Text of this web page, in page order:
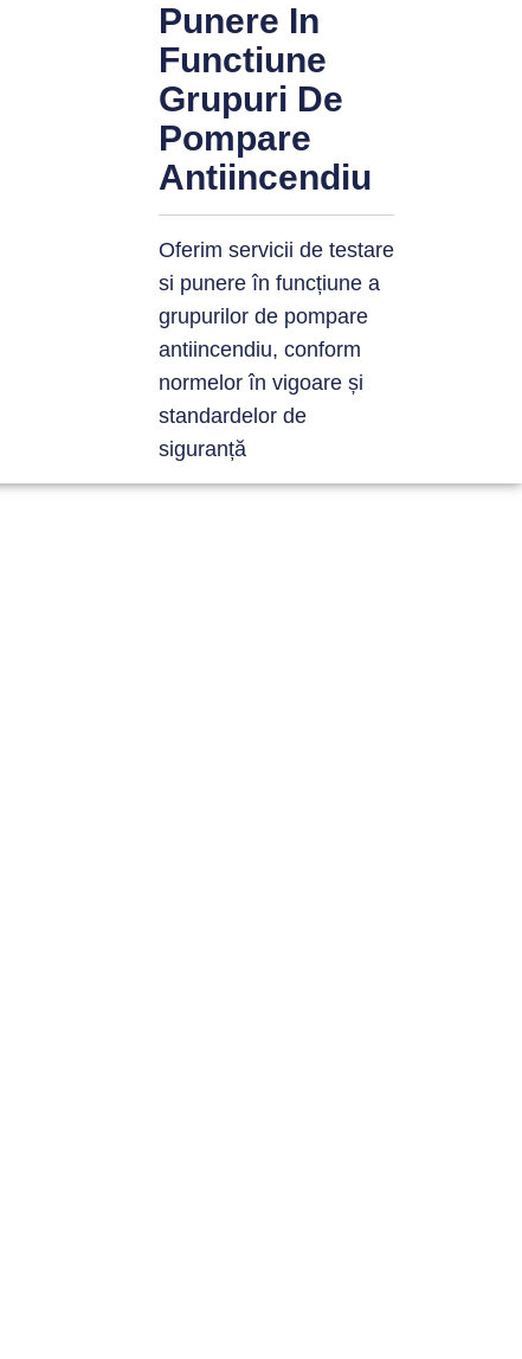
Punere In
Functiune
Grupuri De
Pompare
Antiincendiu
Oferim servicii de testare
si punere în funcțiune a
grupurilor de pompare
antiincendiu, conform
normelor în vigoare și
standardelor de
siguranță